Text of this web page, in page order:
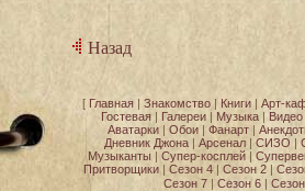
Назад
[ Главная| Знакомство| Книги| Арт-
Гостевая | Галереи | Музыка | Видео
Аватарки | Обои | Фанарт |
Дневник Джона| Арсенал| СИЗО |
Музыканты | Супер-косплей |
Притворщики | Сезон 4 | Сезон 2 |
Сезон 7| Сезон 6|